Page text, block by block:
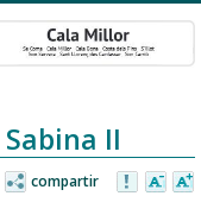
II
compartir